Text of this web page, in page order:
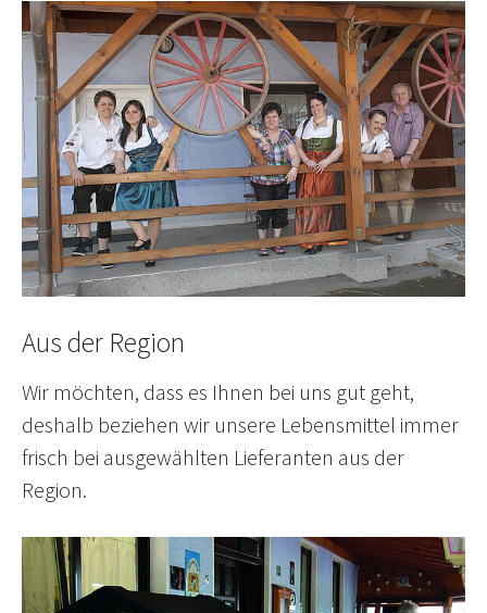
Aus der Region
Wir möchten, dass es Ihnen bei uns gut geht,
deshalb beziehen wir unsere Lebensmittel immer
frisch bei ausgewählten Lieferanten aus der
Region.